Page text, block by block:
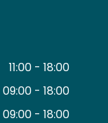
11:00 - 18:00
09:00 - 18:00
09:00 - 18:00